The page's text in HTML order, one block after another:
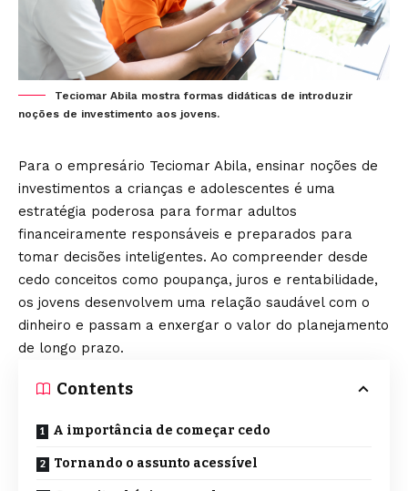
Teciomar Abila mostra formas didáticas de introduzir
noções de investimento aos jovens.
Para o empresário Teciomar Abila, ensinar noções de
investimentos a crianças e adolescentes é uma
estratégia poderosa para formar adultos
financeiramente responsáveis e preparados para
tomar decisões inteligentes. Ao compreender desde
cedo conceitos como poupança, juros e rentabilidade,
os jovens desenvolvem uma relação saudável com o
dinheiro e passam a enxergar o valor do planejamento
de longo prazo.
Contents
A importância de começar cedo
Tornando o assunto acessível